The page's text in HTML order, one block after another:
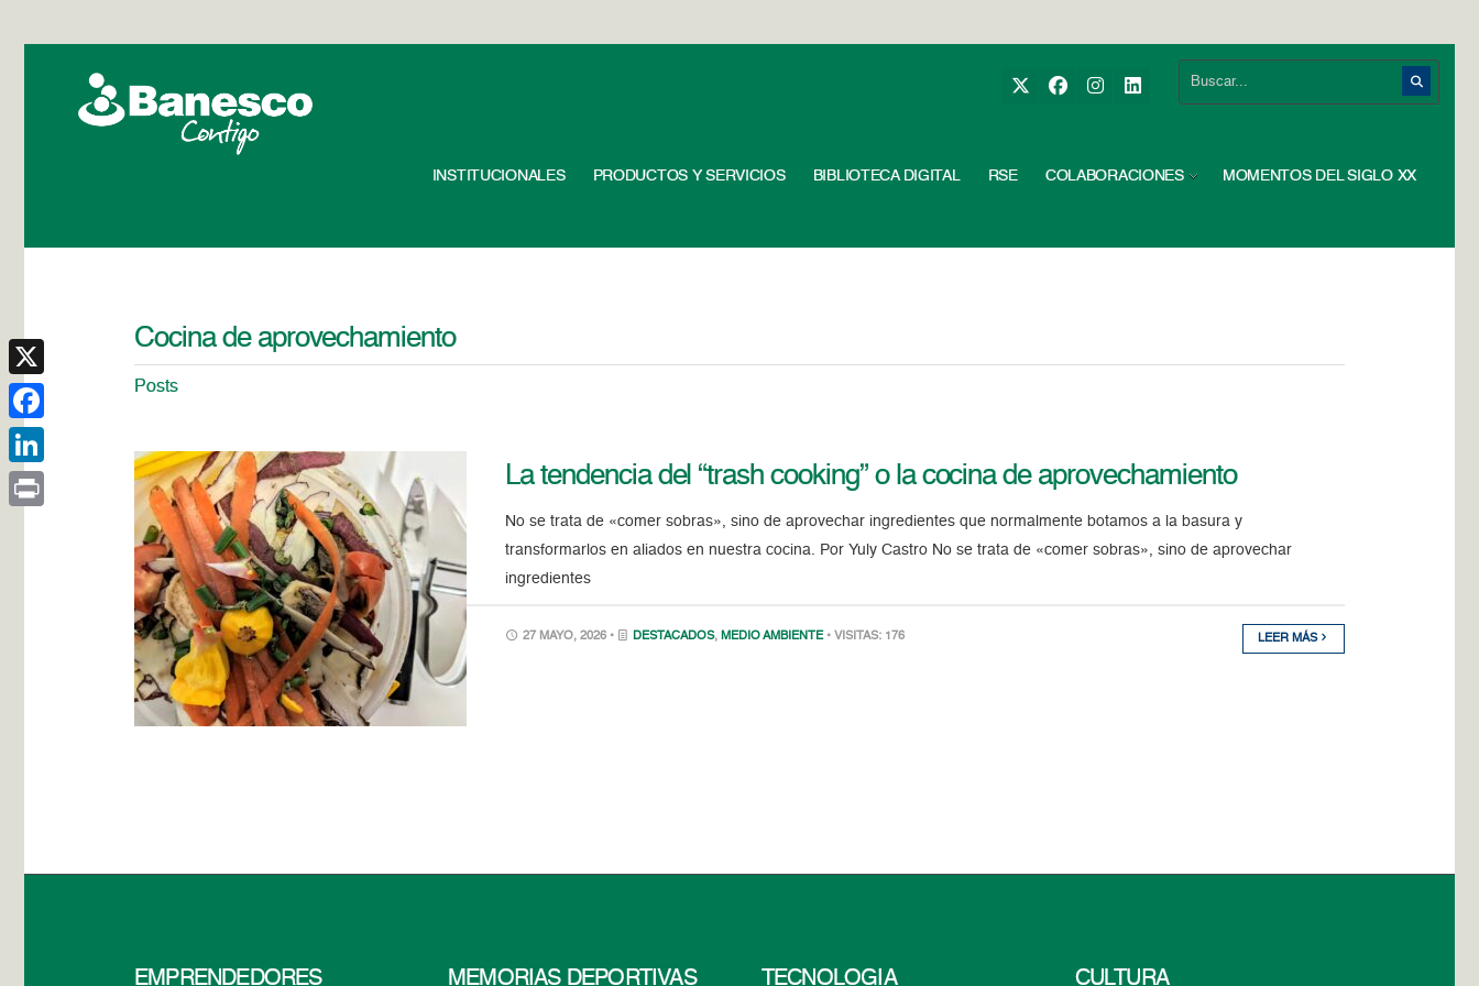
INSTITUCIONALES PRODUCTOS Y SERVICIOS BIBLIOTECA DIGITAL RSE COLABORACIONES MOMENTOS DEL SIGLO XX
Cocina de aprovechamiento
Posts
La tendencia del “trash cooking” o la cocina de aprovechamiento
No se trata de «comer sobras», sino de aprovechar ingredientes que normalmente botamos a la basura y
transformarlos en aliados en nuestra cocina. Por Yuly Castro No se trata de «comer sobras», sino de aprovechar
ingredientes
27 MAYO, 2026 • DESTACADOS, MEDIO AMBIENTE • VISITAS: 176 LEER MÁS
EMPRENDEDORES MEMORIAS DEPORTIVAS TECNOLOGÍA CULTURA
X
Facebook
LinkedIn